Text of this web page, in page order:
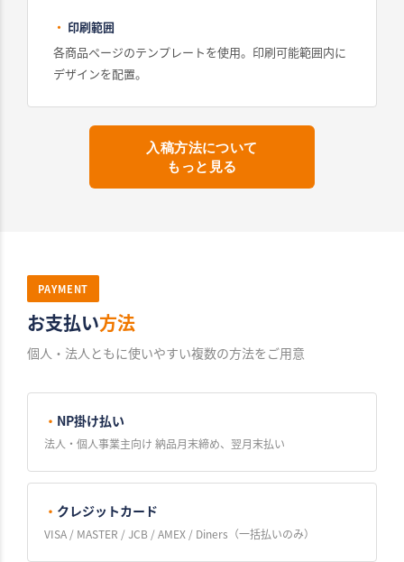
・ 印刷範囲
各商品ページのテンプレートを使用。印刷可能範囲内に
デザインを配置。
入稿方法について
もっと見る
PAYMENT
お支払い方法
個人・法人ともに使いやすい複数の方法をご用意
・ NP掛け払い
法人・個人事業主向け 納品月末締め、翌月末払い
・ クレジットカード
VISA / MASTER / JCB / AMEX / Diners（一括払いのみ）